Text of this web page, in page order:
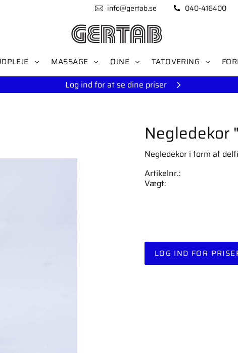
info@gertab.se 040-416400
MASSAGE ØJNE TATOVERING
Log ind for at se dine priser
Negledekor
Negledekor i form af
LOG IND FOR
Artikelnr.
Vægt